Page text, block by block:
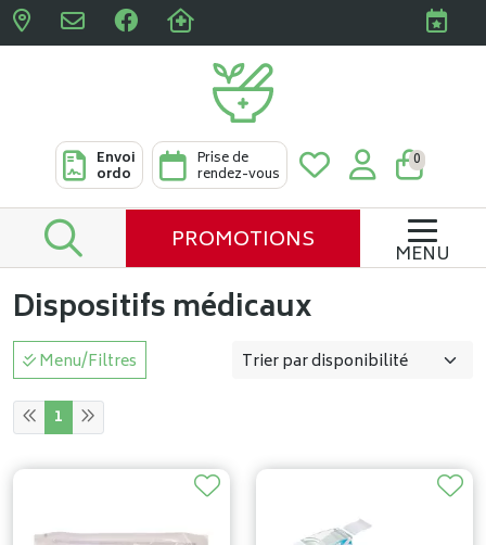
Pharmacies Clabots &
Envoi
ordo
Prise de
rendez-vous
0
PROMOTIONS MENU
Dispositifs médicaux
Menu/Filtres
1